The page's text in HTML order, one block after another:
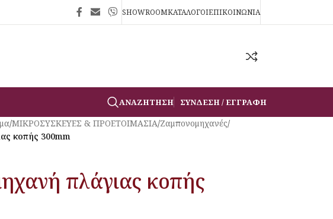
SHOWROOMΚΑΤΑΛΟΓΟΙΕΠΙΚΟΙΝΩΝΙΑ
ΑΝΑΖΉΤΗΣΗ ΣΎΝΔΕΣΗ / ΕΓΓΡΑΦΉ
/ΜΙΚΡΟΣΥΣΚΕΥΕΣ & ΠΡΟΕΤΟΙΜΑΣΙΑ/Ζαμπονομηχανές/
κοπής 300mm
πλάγιας κοπής